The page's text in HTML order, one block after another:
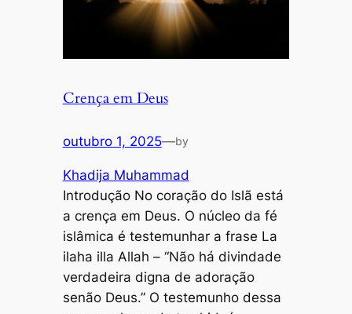
Crença em Deus
outubro 1, 2025—by
Khadija Muhammad
Introdução No coração do Islã está
a crença em Deus. O núcleo da fé
islâmica é testemunhar a frase La
ilaha illa Allah – “Não há divindade
verdadeira digna de adoração
senão Deus.” O testemunho dessa